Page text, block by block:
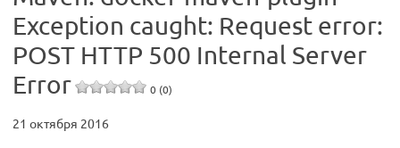
Exception caught: Request error:
POST HTTP 500 Internal Server
Error
0 (0)
21 октября 2016